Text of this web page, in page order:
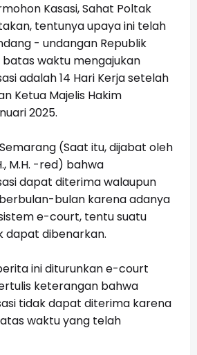
Kasasi, Sahat Poltak
tentunya upaya ini telah
- undangan Republik
waktu mengajukan
adalah 14 Hari Kerja setelah
Ketua Majelis Hakim
2025.
(Saat itu, dijabat oleh
M.H. -red) bahwa
dapat diterima walaupun
bulan karena adanya
e-court, tentu suatu
dapat dibenarkan.
ini diturunkan e-court
keterangan bahwa
tidak dapat diterima karena
waktu yang telah